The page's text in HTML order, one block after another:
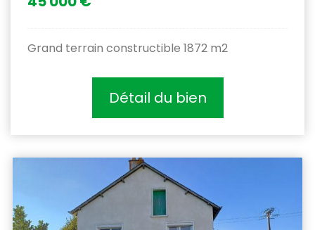
Grand terrain constructible 1872 m2
Détail du bien